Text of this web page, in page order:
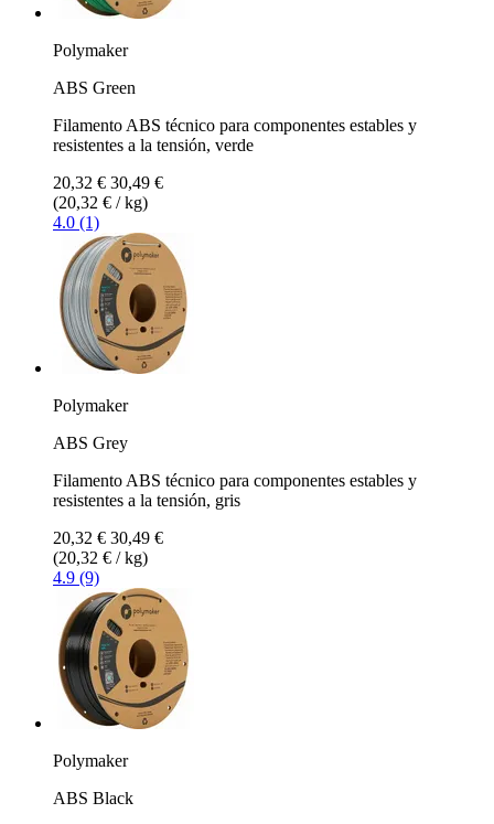
Polymaker
ABS Green
Filamento ABS técnico para componentes estables y
resistentes a la tensión, verde
20,32 € 30,49 €
(20,32 € / kg)
4.0 (1)
Polymaker
ABS Grey
Filamento ABS técnico para componentes estables y
resistentes a la tensión, gris
20,32 € 30,49 €
(20,32 € / kg)
4.9 (9)
Polymaker
ABS Black